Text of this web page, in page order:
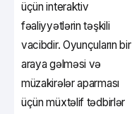
üçün interaktiv
fəaliyyətlərin təşkili
vacibdir. Oyunçuların bir
araya gəlməsi və
müzakirələr aparması
üçün müxtəlif tədbirlər